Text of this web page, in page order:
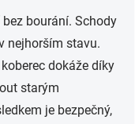
bourání. Schody
nejhorším stavu.
dokáže díky
starým
je bezpečný,